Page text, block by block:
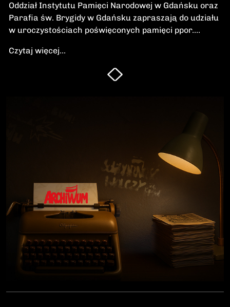
Oddział Instytutu Pamięci Narodowej w Gdańsku oraz
Parafia św. Brygidy w Gdańsku zapraszają do udziału
w uroczystościach poświęconych pamięci ppor.
Wileńskiej Brygady Armii Krajowej, dowódcy 5.
szwadronu podczas walk na Pomorzu, jednego z
najbardziej zasłużonych żołnierzy polskiego podziemia
przeciwko niemieckiemu i sowieckiemu okupantowi, a
po zakończeniu wojny pozostał wierny ideałom
wolności. Poległ 28 czerwca 1946 r., a miejsce
ukrycia jego szczątków przez komunistyczny aparat
represji pozostaje do dziś nieznane.Program
uroczystości:11.00 – Msza Święta w Kościele św.
Brygidy w Gdańsku12.30 – poświęcenie
symbolicznego nagrobka na Cmentarzu
Garnizonowym w GdańskuSerdecznie zapraszamy
Czytaj więcej...